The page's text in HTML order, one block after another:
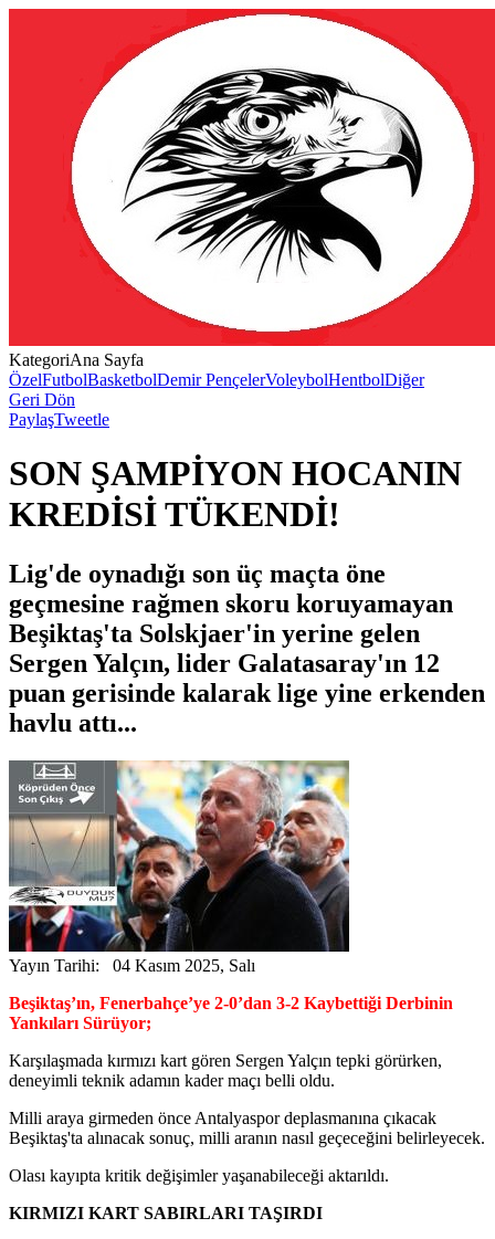
KategoriAna Sayfa
ÖzelFutbolBasketbolDemir PençelerVoleybolHentbolDiğer
Geri Dön
PaylaşTweetle
SON ŞAMPİYON HOCANIN
KREDİSİ TÜKENDİ!
Lig'de oynadığı son üç maçta öne
geçmesine rağmen skoru koruyamayan
Beşiktaş'ta Solskjaer'in yerine gelen
Sergen Yalçın, lider Galatasaray'ın 12
puan gerisinde kalarak lige yine erkenden
havlu attı...
Yayın Tarihi: 04 Kasım 2025, Salı
Beşiktaş’ın, Fenerbahçe’ye 2-0’dan 3-2 Kaybettiği Derbinin
Yankıları Sürüyor;
Karşılaşmada kırmızı kart gören Sergen Yalçın tepki görürken,
deneyimli teknik adamın kader maçı belli oldu.
Milli araya girmeden önce Antalyaspor deplasmanına çıkacak
Beşiktaş'ta alınacak sonuç, milli aranın nasıl geçeceğini belirleyecek.
Olası kayıpta kritik değişimler yaşanabileceği aktarıldı.
KIRMIZI KART SABIRLARI TAŞIRDI